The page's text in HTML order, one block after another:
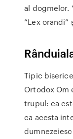
al dogmelor.
“Lex orandi”
Tipic
Ortodox Om
trupul: ca
ca acesta